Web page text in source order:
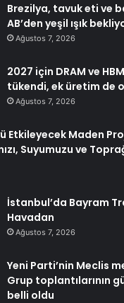
Brezilya, tavuk eti ve
AB’den yeşil ışık
Ağustos 7, 2026
2027 için DRAM ve
tükendi, ek üretim de
Ağustos 7, 2026
Etkileyecek Maden
Suyumuzu ve
İstanbul’da Bayram
Havadan
Ağustos 7, 2026
Yeni Parti’nin Meclis
Grup toplantılarının
belli oldu